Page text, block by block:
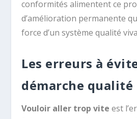
conformités alimentent ce
d’amélioration permanente
force d’un système qualité
Les erreurs à
démarche qualité
Vouloir aller trop viteest